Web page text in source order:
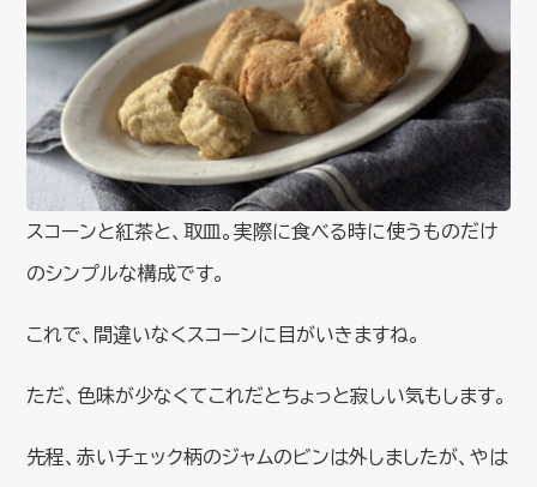
スコーンと紅茶と、取皿。実際に食べる時に使うものだけ
のシンプルな構成です。
これで、間違いなくスコーンに目がいきますね。
ただ、色味が少なくてこれだとちょっと寂しい気もします。
先程、赤いチェック柄のジャムのビンは外しましたが、やは